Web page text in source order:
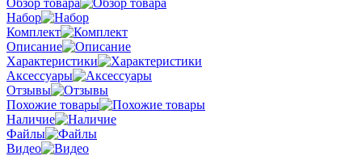
Набор
Комплект
Описание
Характеристики
Аксессуары
Отзывы
Похожие товары
Наличие
Файлы
Видео